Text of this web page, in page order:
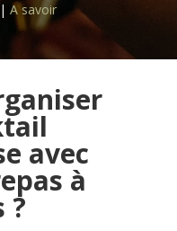
A savoir
avec
à
?